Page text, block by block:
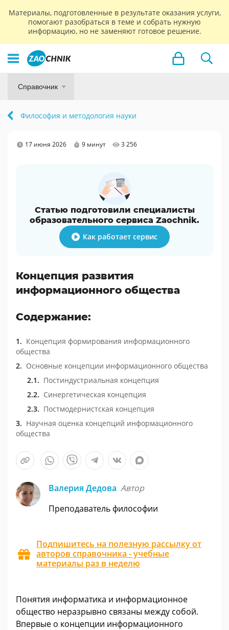
Материалы, подготовленные в результате оказания услуги,
помогают разобраться в теме и собрать нужную
информацию, но не заменяют готовое решение.
Справочник
Философия и методология науки
17 июня 2026 9 минут 3 256
Статью подготовили специалисты
образовательного сервиса Zaochnik.
Как работает сервис
Концепция развития
информационного общества
Содержание:
Концепция формирования информационного
общества
Основные концепции информационного общества
Постиндустриальная концепция
Синергетическая концепция
Постмодернистская концепция
Научная оценка концепций информационного
общества
Валерия Дедова Автор
Преподаватель философии
Подпишитесь на полезную рассылку от
авторов справочника - учебные
материалы раз в неделю
Понятия информатика и информационное
общество неразрывно связаны между собой.
Впервые о концепции информационного